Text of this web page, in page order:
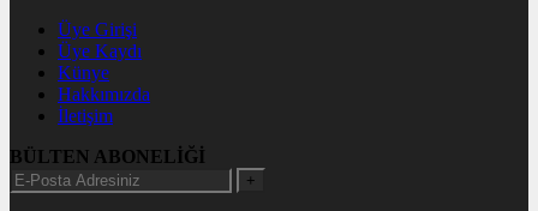
Üye Girişi
Üye Kaydı
Künye
Hakkımızda
İletişim
BÜLTEN ABONELİĞİ
+